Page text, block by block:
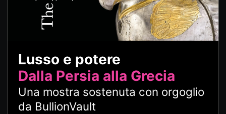
Lusso e potere
Dalla Persia alla Grecia
Una mostra sostenuta con orgoglio
da BullionVault